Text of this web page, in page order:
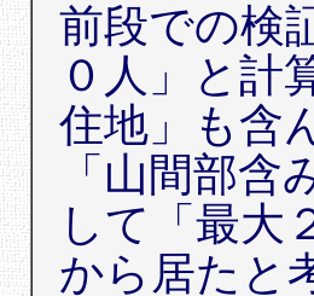
前段での検
０人」と計
住地」も含
「山間部
して「最大
から居たと